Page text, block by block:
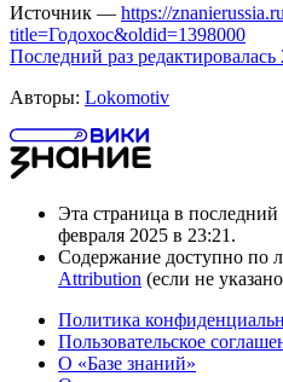
Источник — https://
title=Годохос&oldid=1398000
Последний раз редактировалась
Авторы: Lokomotiv
Эта страница в последний
февраля 2025 в 23:21.
Содержание доступно по
Attribution (если не
Политика
Пользовательское
О «Базе знаний»